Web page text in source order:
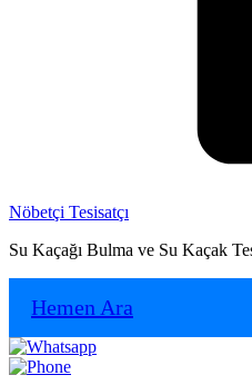
Nöbetçi Tesisatçı
Su Kaçağı Bulma ve Su Kaçak
Hemen Ara